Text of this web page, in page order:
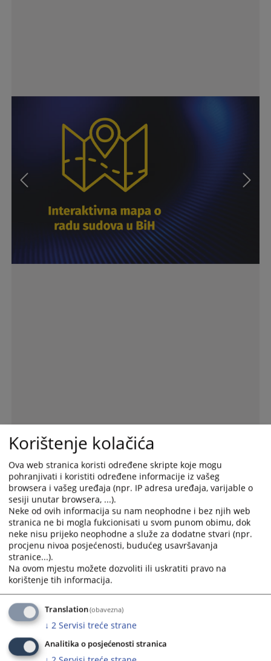
Prijava netačnosti navoda
u Izvještaju
Interaktivna mapa o radu
sudova u BiH
Online pristup sudskim
predmetima
Vijesti iz pravosuđa
Stavovi sudske prakse Bosne i Hercegovine
Korištenje kolačića
Ova web stranica koristi određene skripte koje mogu
pohranjivati i koristiti određene informacije iz vašeg
browsera i vašeg uređaja (npr. IP adresa uređaja, varijable o
sesiji unutar browsera, ...).
Neke od ovih informacija su nam neophodne i bez njih web
stranica ne bi mogla fukcionisati u svom punom obimu, dok
neke nisu prijeko neophodne a služe za dodatne stvari (npr.
procjenu nivoa posjećenosti, budućeg usavršavanja
stranice...).
Na ovom mjestu možete dozvoliti ili uskratiti pravo na
korištenje tih informacija.
Translation(obavezna)
↓ 2 Servisi treće strane
Analitika o posjećenosti stranica